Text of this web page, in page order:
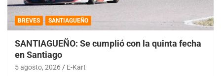
BREVES SANTIAGUEÑO
SANTIAGUEÑO: Se cumplió con la quinta fecha
en Santiago
5 agosto, 2026 E-Kart